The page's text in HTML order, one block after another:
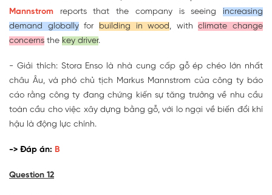
Mannstrom reports that the company is seeing increasing
demand globallyfor building in wood, withclimate change
concerns the key driver.
- Giải thích: Stora Enso là nhà cung cấp gỗ ép chéo lớn nhất
châu Âu, và phó chủ tịch Markus Mannstrom của công ty báo
cáo rằng công ty đang chứng kiến sự tăng trưởng về nhu cầu
toàn cầu cho việc xây dựng bằng gỗ, với lo ngại về biến đổi khí
hậu là động lực chính.
-> Đáp án: B
Question 12